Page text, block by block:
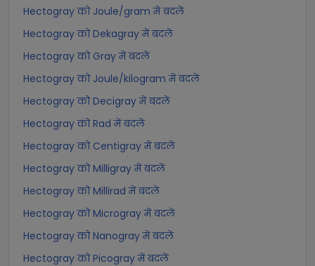
Hectogray को Joule/gram में बदलें
Hectogray को Dekagray में बदलें
Hectogray को Gray में बदलें
Hectogray को Joule/kilogram में बदलें
Hectogray को Decigray में बदलें
Hectogray को Rad में बदलें
Hectogray को Centigray में बदलें
Hectogray को Milligray में बदलें
Hectogray को Millirad में बदलें
Hectogray को Microgray में बदलें
Hectogray को Nanogray में बदलें
Hectogray को Picogray में बदलें